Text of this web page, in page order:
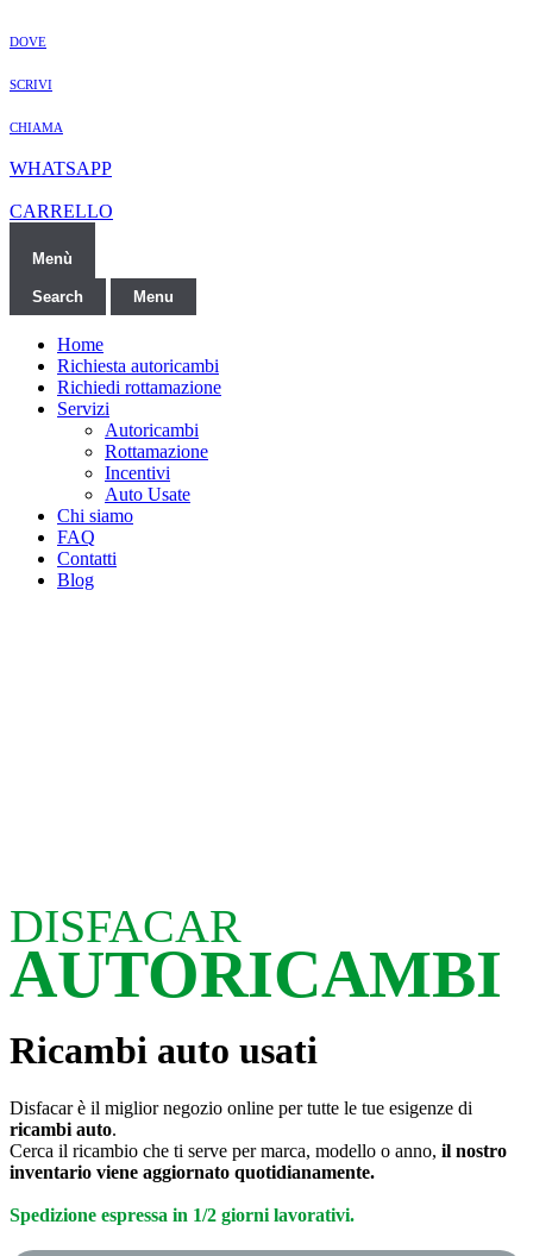
DOVE
SCRIVI
CHIAMA
WHATSAPP
CARRELLO
Menù
Search Menu
Home
Richiesta autoricambi
Richiedi rottamazione
Servizi
Autoricambi
Rottamazione
Incentivi
Auto Usate
Chi siamo
FAQ
Contatti
Blog
DISFACAR
AUTORICAMBI
Ricambi auto usati
Disfacar è il miglior negozio online per tutte le tue esigenze di
ricambi auto.
Cerca il ricambio che ti serve per marca, modello o anno, il nostro
inventario viene aggiornato quotidianamente.
Spedizione espressa in 1/2 giorni lavorativi.